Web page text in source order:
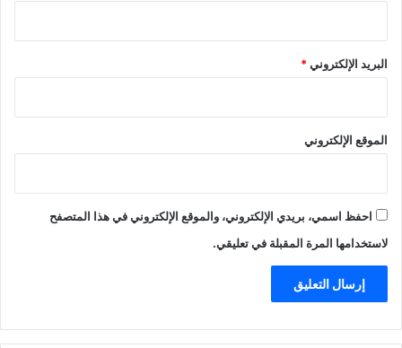
البريد الإلكتروني*
الموقع الإلكتروني
احفظ اسمي، بريدي الإلكتروني، والموقع الإلكتروني في هذا المتصفح
لاستخدامها المرة المقبلة في تعليقي.